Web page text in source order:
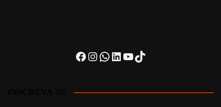
Facebook
Instagram
WhatsApp
LinkedIn
Youtube
TikTok